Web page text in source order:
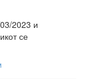
2023 и
се